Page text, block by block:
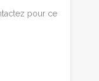
pour ce